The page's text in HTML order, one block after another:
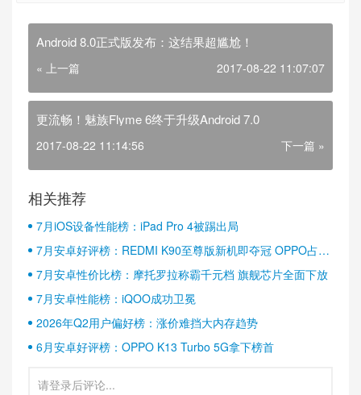
Android 8.0正式版发布：这结果超尴尬！
« 上一篇 2017-08-22 11:07:07
更流畅！魅族Flyme 6终于升级Android 7.0
2017-08-22 11:14:56 下一篇 »
相关推荐
7月iOS设备性能榜：iPad Pro 4被踢出局
7月安卓好评榜：REDMI K90至尊版新机即夺冠 OPPO占据
半壁江山
7月安卓性价比榜：摩托罗拉称霸千元档 旗舰芯片全面下放
7月安卓性能榜：iQOO成功卫冕
2026年Q2用户偏好榜：涨价难挡大内存趋势
6月安卓好评榜：OPPO K13 Turbo 5G拿下榜首